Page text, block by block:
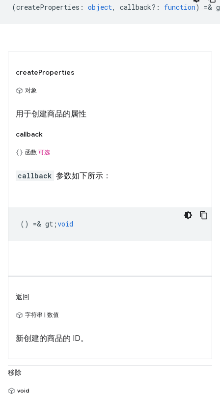
(createProperties : object, callback? : function) =&
createProperties
对象
用于创建商品的属性
callback
函数 可选
callback 参数如下所示：
() =& gt;void
返回
字符串 | 数值
新创建的商品的 ID。
移除
void